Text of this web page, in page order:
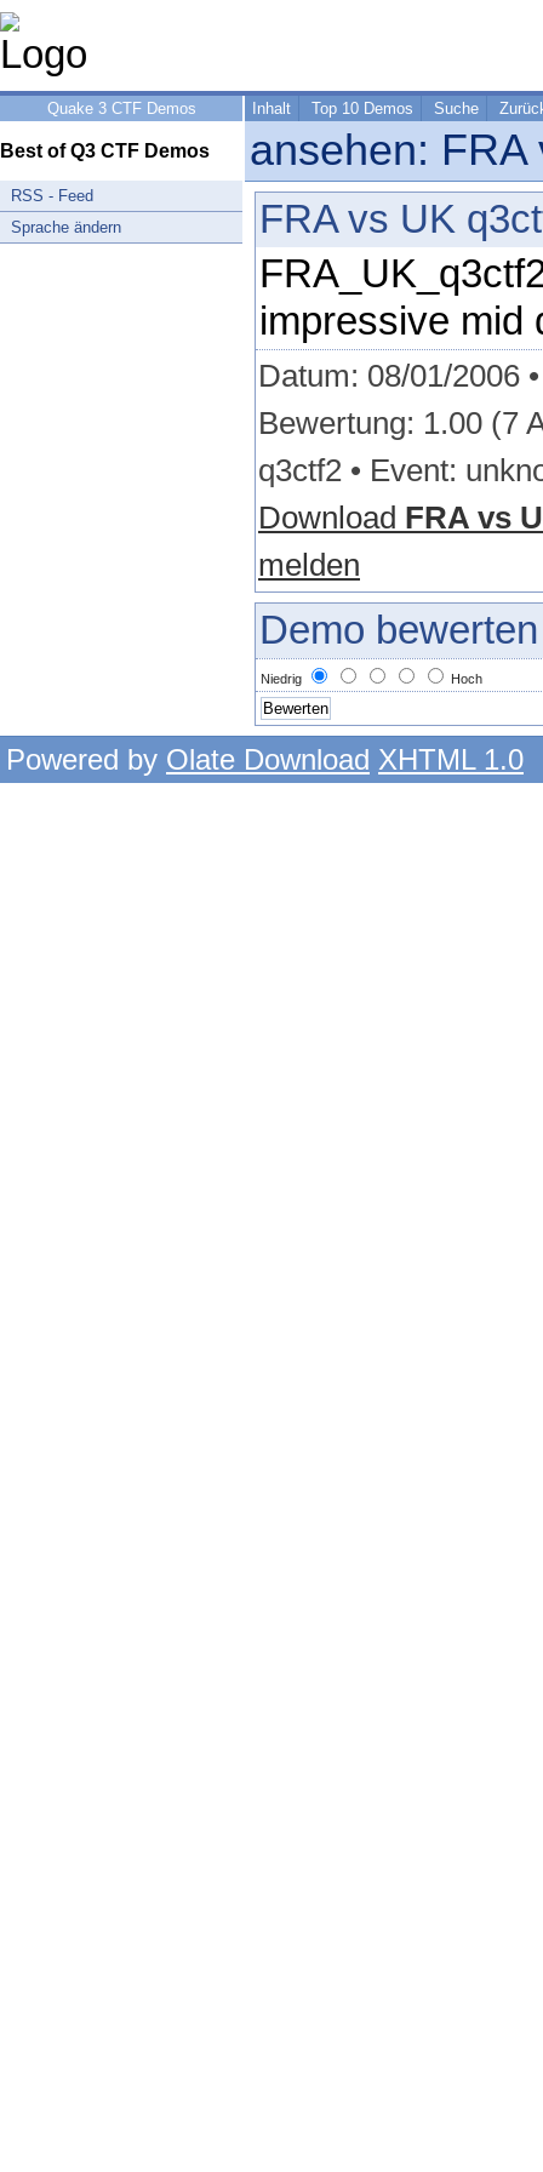
Quake 3 CTF Demos
Best of Q3 CTF Demos
RSS - Feed
Sprache ändern
Inhalt Top 10 Demos Suche
ansehen:
FRA vs UK
impressive mid
Datum: 08/01/2006
Bewertung: 1.00 (7
q3ctf2 • Event:
Download FRA vs
melden
Demo bewerten
Niedrig Hoch
Powered by Olate Download XHTML 1.0